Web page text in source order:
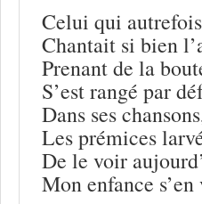
Celui qui
Chantait si bien
Prenant de la
S’est rangé par
Dans ses
Les prémices
De le voir
Mon enfance